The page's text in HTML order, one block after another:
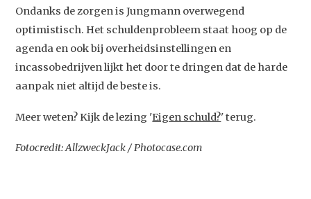
Ondanks de zorgen is Jungmann overwegend
optimistisch. Het schuldenprobleem staat hoog op de
agenda en ook bij overheidsinstellingen en
incassobedrijven lijkt het door te dringen dat de harde
aanpak niet altijd de beste is.
Meer weten? Kijk de lezing 'Eigen schuld?' terug.
Fotocredit: AllzweckJack / Photocase.com